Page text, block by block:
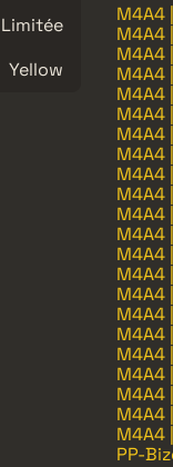
Limitée
Yellow
M4A4
M4A4
M4A4
M4A4
M4A4
M4A4
M4A4
M4A4
M4A4
M4A4
M4A4
M4A4
M4A4
M4A4
M4A4
M4A4
M4A4
M4A4
M4A4
M4A4
M4A4
M4A4
PP-